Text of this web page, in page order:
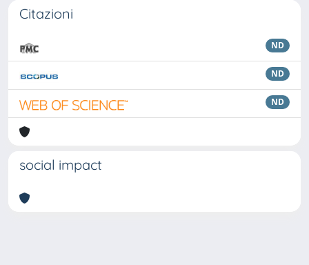
Citazioni
ND
ND
ND
social impact